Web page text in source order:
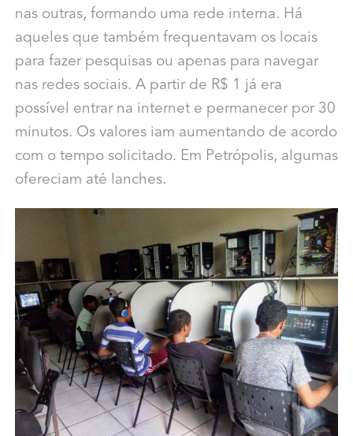
nas outras, formando uma rede interna. Há
aqueles que também frequentavam os locais
para fazer pesquisas ou apenas para navegar
nas redes sociais. A partir de R$ 1 já era
possível entrar na internet e permanecer por 30
minutos. Os valores iam aumentando de acordo
com o tempo solicitado. Em Petrópolis, algumas
ofereciam até lanches.